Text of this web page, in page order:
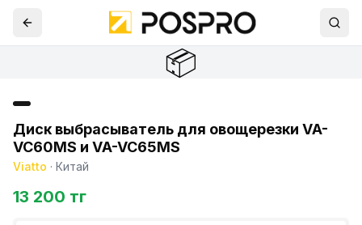
📦
Диск выбрасыватель для овощерезки VA-
VC60MS и VA-VC65MS
Viatto · Китай
13 200 тг